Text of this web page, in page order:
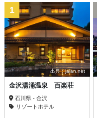
出典：jalan.net
1
金沢湯涌温泉 百楽荘
石川県 - 金沢
リゾートホテル